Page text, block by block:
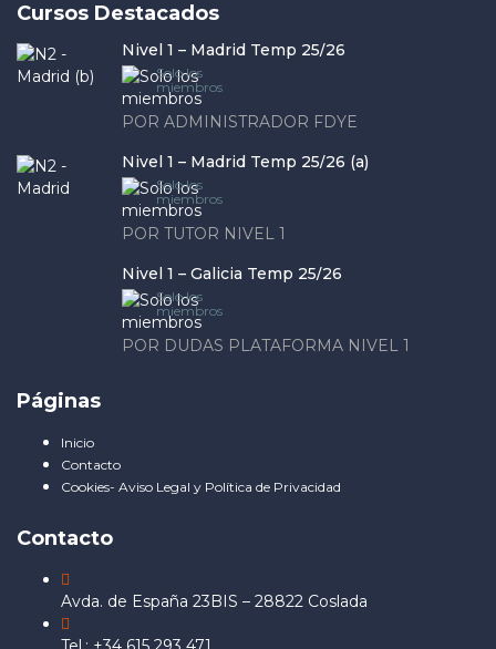
Cursos Destacados
Nivel 1 – Madrid Temp 25/26
Solo los
miembros
POR ADMINISTRADOR FDYE
Nivel 1 – Madrid Temp 25/26 (a)
Solo los
miembros
POR TUTOR NIVEL 1
Nivel 1 – Galicia Temp 25/26
Solo los
miembros
POR DUDAS PLATAFORMA NIVEL 1
Páginas
Inicio
Contacto
Cookies- Aviso Legal y Política de Privacidad
Contacto
Avda. de España 23BIS – 28822 Coslada